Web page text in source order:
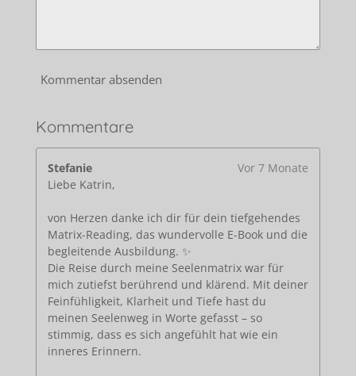
Kommentar absenden
Kommentare
Stefanie
Vor 7 Monate
Liebe Katrin,
von Herzen danke ich dir für dein tiefgehendes
Matrix-Reading, das wundervolle E-Book und die
begleitende Ausbildung. ✨
Die Reise durch meine Seelenmatrix war für
mich zutiefst berührend und klärend. Mit deiner
Feinfühligkeit, Klarheit und Tiefe hast du
meinen Seelenweg in Worte gefasst – so
stimmig, dass es sich angefühlt hat wie ein
inneres Erinnern.